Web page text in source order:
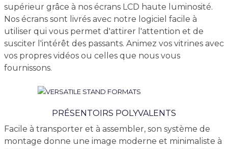
supérieur grâce à nos écrans LCD haute luminosité.
Nos écrans sont livrés avec notre logiciel facile à
utiliser qui vous permet d'attirer l'attention et de
susciter l'intérêt des passants. Animez vos vitrines avec
vos propres vidéos ou celles que nous vous
fournissons.
PRÉSENTOIRS POLYVALENTS
Facile à transporter et à assembler, son système de
montage donne une image moderne et minimaliste à